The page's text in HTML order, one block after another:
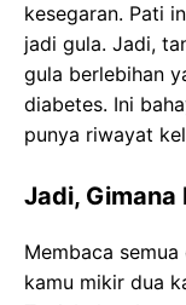
kesegaran. Pati
jadi gula. Jadi,
gula berlebihan
diabetes. Ini
punya riwayat
Jadi, Gimana
Membaca
kamu mikir dua